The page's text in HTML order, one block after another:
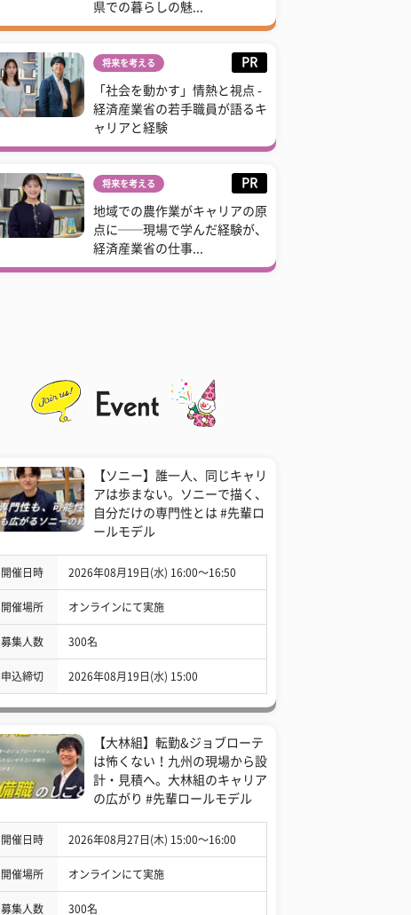
県での暮らしの魅...
将来を考える PR
「社会を動かす」情熱と視点 -
経済産業省の若手職員が語るキ
ャリアと経験
将来を考える PR
地域での農作業がキャリアの原
点に──現場で学んだ経験が、
経済産業省の仕事...
【ソニー】誰一人、同じキャリ
アは歩まない。ソニーで描く、
自分だけの専門性とは #先輩ロ
ールモデル
開催日時 2026年08月19日(水) 16:00〜16:50
開催場所 オンラインにて実施
募集人数 300名
申込締切 2026年08月19日(水) 15:00
【大林組】転勤&ジョブローテ
は怖くない！九州の現場から設
計・見積へ。大林組のキャリア
の広がり #先輩ロールモデル
開催日時 2026年08月27日(木) 15:00〜16:00
開催場所 オンラインにて実施
募集人数 300名